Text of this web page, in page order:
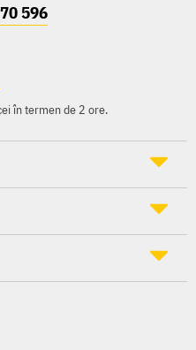
596
în termen de 2 ore.